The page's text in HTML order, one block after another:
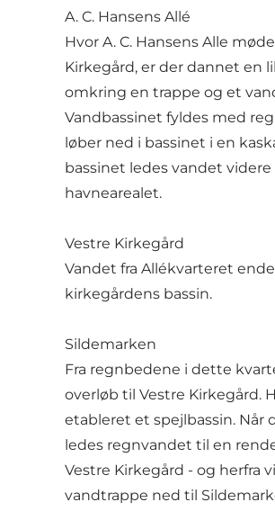
A. C. Hansens Allé
Hvor A. C. Hansens Alle
Kirkegård, er der dannet en
omkring en trappe og et
Vandbassinet fyldes med
løber ned i bassinet i en
bassinet ledes vandet videre
havnearealet.
Vestre Kirkegård
Vandet fra Allékvarteret
kirkegårdens bassin.
Sildemarken
Fra regnbedene i dette
overløb til Vestre Kirkegård.
etableret et spejlbassin. Når
ledes regnvandet til en
Vestre Kirkegård - og herfra
vandtrappe ned til